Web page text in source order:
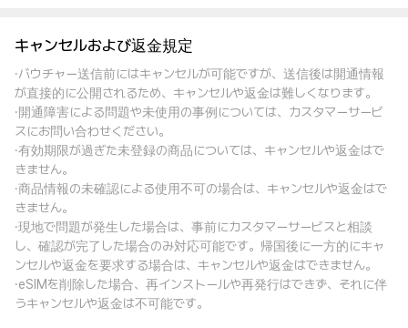
キャンセルおよび返金規定
·バウチャー送信前にはキャンセルが可能ですが、送信後は開通情報
が直接的に公開されるため、キャンセルや返金は難しくなります。
·開通障害による問題や未使用の事例については、カスタマーサービ
スにお問い合わせください。
·有効期限が過ぎた未登録の商品については、キャンセルや返金はで
きません。
·商品情報の未確認による使用不可の場合は、キャンセルや返金はで
きません。
·現地で問題が発生した場合は、事前にカスタマーサービスと相談
し、確認が完了した場合のみ対応可能です。帰国後に一方的にキャ
ンセルや返金を要求する場合は、キャンセルや返金はできません。
·eSIMを削除した場合、再インストールや再発行はできず、それに伴
うキャンセルや返金は不可能です。